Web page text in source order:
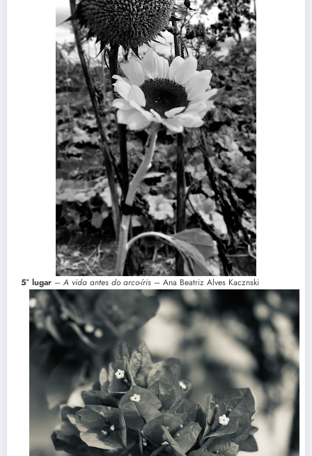
5° lugar – A vida antes do arco-íris – Ana Beatriz Alves Kacznski